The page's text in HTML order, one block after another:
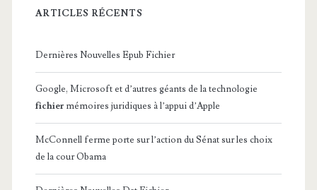
ARTICLES RÉCENTS
Dernières Nouvelles Epub Fichier
Google, Microsoft et d’autres géants de la technologie
fichier mémoires juridiques à l’appui d’Apple
McConnell ferme porte sur l’action du Sénat sur les choix
de la cour Obama